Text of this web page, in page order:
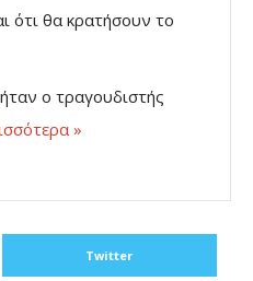
ότι θα κρατήσουν το
ο τραγουδιστής
»
Twitter